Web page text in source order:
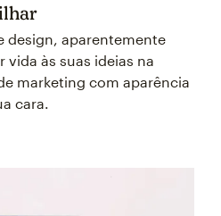
design, aparentemente
vida às suas ideias na
marketing com aparência
cara.